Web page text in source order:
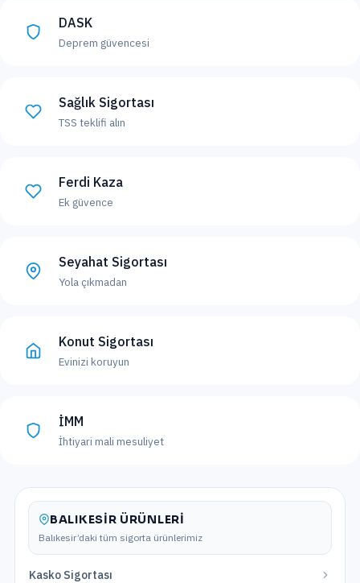
DASK
Deprem güvencesi
Sağlık Sigortası
TSS teklifi alın
Ferdi Kaza
Ek güvence
Seyahat Sigortası
Yola çıkmadan
Konut Sigortası
Evinizi koruyun
İMM
İhtiyari mali mesuliyet
BALIKESIR ÜRÜNLERI
Balıkesir’daki tüm sigorta ürünlerimiz
Kasko Sigortası